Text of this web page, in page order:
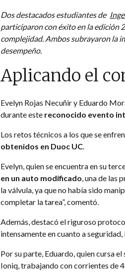
Dos destacados estudiantes de
participaron con éxito en la edición
complejidad. Ambos subrayaron la
desempeño.
Aplicando el
Evelyn Rojas Necuñir y Eduardo
durante este reconocido evento
Los retos técnicos a los que se
obtenidos en Duoc UC.
Evelyn, quien se encuentra en su
en un auto modificado, una de las
la válvula, ya que no había sido
completar la tarea”, comentó.
Además, destacó el riguroso
intensamente en cuanto a
Por su parte, Eduardo, quien cursa
Ioniq, trabajando con corrientes de